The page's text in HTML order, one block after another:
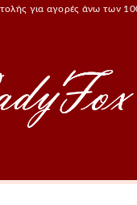
για αγορές άνω των